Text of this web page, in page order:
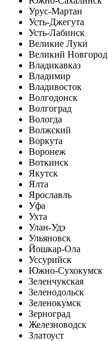
Урус-Мартан
Усть-Джегута
Усть-Лабинск
Великие Луки
Великий Новгород
Владикавказ
Владимир
Владивосток
Волгодонск
Волгоград
Вологда
Волжский
Воркута
Воронеж
Воткинск
Якутск
Ялта
Ярославль
Уфа
Ухта
Улан-Удэ
Ульяновск
Йошкар-Ола
Уссурийск
Южно-Сухокумск
Зеленчукская
Зеленодольск
Зеленокумск
Зерноград
Железноводск
Златоуст